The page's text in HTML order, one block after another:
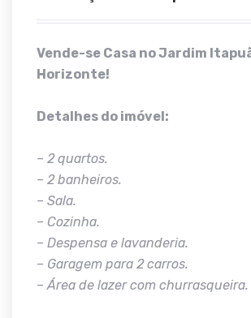
Vende-se Casa no Jardim
Horizonte!
Detalhes do imóvel:
– 2 quartos.
– 2 banheiros.
– Sala.
– Cozinha.
– Despensa e lavanderia.
– Garagem para 2 carros.
– Área de lazer com churrasqueira.